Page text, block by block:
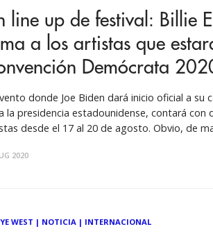
line up de festival: Billie
a los artistas que
Demócrata
donde Joe Biden dará inicio oficial a su
la presidencia estadounidense, contará con
desde el 17 al 20 de agosto. Obvio, de
de las más duras y vistosas que pueden haber.
2020
WEST | NOTICIA| INTERNACIONAL